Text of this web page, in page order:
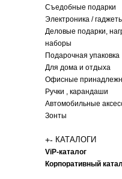
Съедобные подарки
Электроника /
Деловые подарки,
наборы
Подарочная упаковка
Для дома и отдыха
Офисные
Ручки , карандаши
Автомобильные
Зонты
+- КАТАЛОГИ
ViP-каталог
Корпоративный